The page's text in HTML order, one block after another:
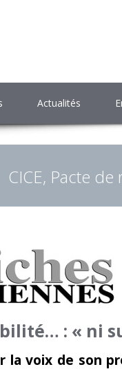
Actualités
CICE, Pacte
: « ni
la voix de son